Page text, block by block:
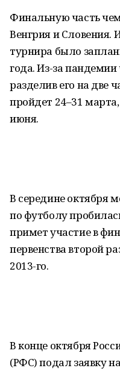
Финальную часть
Венгрия и Словения.
турнира было
года. Из-за
разделив его на две
пройдет 24–31
июня.
В середине октября
по футболу
примет участие в
первенства второй
2013-го.
В конце октября
(РФС) подал заявку